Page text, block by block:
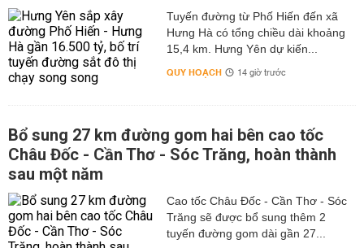
Tuyến đường từ Phố Hiến đến xã
Hưng Hà có tổng chiều dài khoảng
15,4 km. Hưng Yên dự kiến...
QUY HOẠCH 14 giờ trước
Bổ sung 27 km đường gom hai bên cao tốc
Châu Đốc - Cần Thơ - Sóc Trăng, hoàn thành
sau một năm
Cao tốc Châu Đốc - Cần Thơ - Sóc
Trăng sẽ được bổ sung thêm 2
tuyến đường gom dài gần 27...